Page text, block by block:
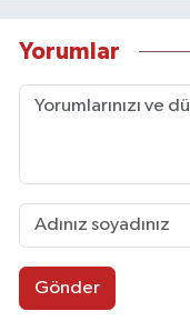
Yorumlar
Gönder